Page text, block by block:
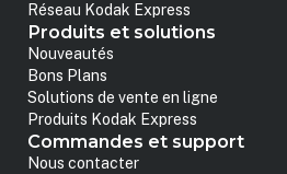
Réseau Kodak Express
Produits et solutions
Nouveautés
Bons Plans
Solutions de vente en ligne
Produits Kodak Express
Commandes et support
Nous contacter